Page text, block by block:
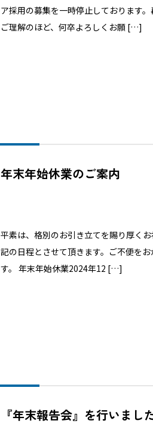
ア採用の募集を一時停止しております
ご理解のほど、何卒よろしくお願 […]
年末年始休業のご案内
平素は、格別のお引き立てを賜り厚く
記の日程とさせて頂きます。ご不便を
す。 年末年始休業2024年12 […]
『年末報告会』を行いまし